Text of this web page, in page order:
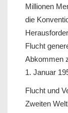
Millionen
die
Flucht
Abkommen
1. Januar
Flucht und
Zweiten